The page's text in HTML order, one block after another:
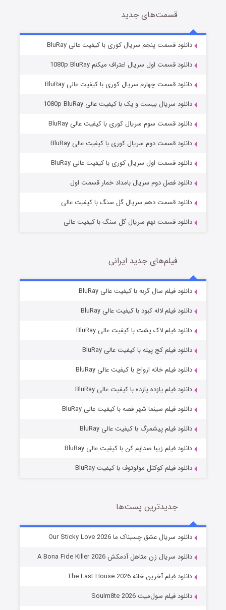
سریال زشت
قسمت۵ (زیرنویس) منتشر شد
وستی ها
قسمت۱ (زیرنویس) منتشر شد
قسمت۶ (زیرنویس) منتشر شد
شوهر
قسمت‌های جدید
دانلود قسمت پنجم سریال کوری با کیفیت عالی BluRay
دانلود قسمت اول سریال اعتراف میکنم 1080p BluRay
دانلود قسمت چهارم سریال کوری با کیفیت عالی BluRay
دانلود سریال بیست و یک با کیفیت عالی 1080p BluRay
دانلود قسمت سوم سریال کوری با کیفیت عالی BluRay
دانلود قسمت دوم سریال کوری با کیفیت عالی BluRay
دانلود قسمت اول سریال کوری با کیفیت عالی BluRay
دانلود فصل دوم سریال بامداد خمار قسمت اول
دانلود قسمت دهم سریال گل سنگ با کیفیت عالی
دانلود قسمت نهم سریال گل سنگ با کیفیت عالی
فیلم‌های جدید ایرانی
دانلود فیلم سال گربه با کیفیت عالی BluRay
دانلود فیلم لاله کبود با کیفیت عالی BluRay
دانلود فیلم لاک پشت با کیفیت عالی BluRay
دانلود فیلم کج‌ پیله با کیفیت عالی BluRay
دانلود فیلم خانه ارواح با کیفیت عالی BluRay
دانلود فیلم یازده یازده با کیفیت عالی BluRay
دانلود فیلم سینما شهر قصه با کیفیت عالی BluRay
دانلود فیلم پیشمرگ با کیفیت عالی BluRay
دانلود فیلم زیبا صدایم کن با کیفیت عالی BluRay
دانلود فیلم کوکتل مولوتوف با کیفیت BluRay
جدیدترین پست‌ها
دانلود سریال عشق چسبناک ما Our Sticky Love 2026
دانلود سریال زن متاهل آدمکش A Bona Fide Killer 2026
دانلود فیلم آخرین خانه The Last House 2026
دانلود فیلم سول‌میت Soulm8te 2026